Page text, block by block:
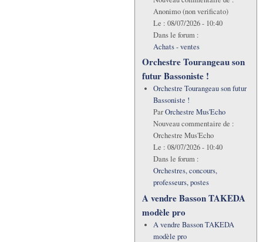
Anonimo (non verificato)
Le : 08/07/2026 - 10:40
Dans le forum :
Achats - ventes
Orchestre Tourangeau son
futur Bassoniste !
Orchestre Tourangeau son futur
Bassoniste !
ParOrchestre Mus'Echo
Nouveau commentaire de :
Orchestre Mus'Echo
Le : 08/07/2026 - 10:40
Dans le forum :
Orchestres, concours,
professeurs, postes
A vendre Basson TAKEDA
modèle pro
A vendre Basson TAKEDA
modèle pro